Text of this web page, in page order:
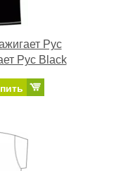
Рус
Рус Black